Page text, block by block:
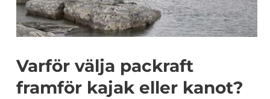
Varför välja packraft
framför kajak eller kanot?